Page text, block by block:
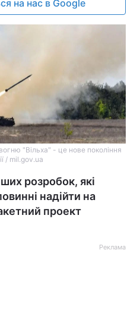
на нас в Google
"Вільха" - це нове покоління
/ mil.gov.ua
розробок, які
надійти на
проект
Реклама